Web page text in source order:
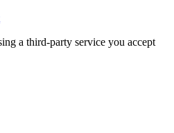
a third-party service you accept